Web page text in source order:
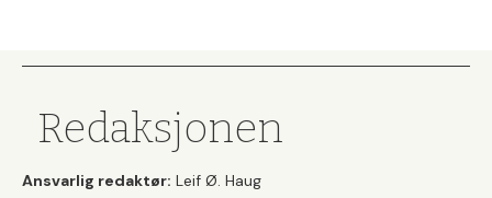
Redaksjonen
Ansvarlig redaktør: Leif Ø. Haug